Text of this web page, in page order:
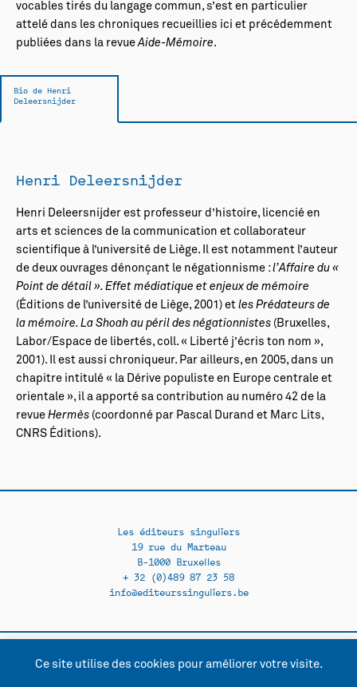
vocables tirés du langage commun, s’est en particulier
attelé dans les chroniques recueillies ici et précédemment
publiées dans la revueAide-Mémoire.
Bio de Henri
Deleersnijder
Henri Deleersnijder
Henri Deleersnijder est professeur d’histoire, licencié en
arts et sciences de la communication et collaborateur
scientifique à l’université de Liège. Il est notamment l’auteur
de deux ouvrages dénonçant le négationnisme :l’Affaire du «
Point de détail ». Effet médiatique et enjeux de mémoire
(Éditions de l’université de Liège, 2001) et les Prédateurs de
la mémoire. La Shoah au péril des négationnistes (Bruxelles,
Labor/Espace de libertés, coll. « Liberté j’écris ton nom »,
2001). Il est aussi chroniqueur. Par ailleurs, en 2005, dans un
chapitre intitulé « la Dérive populiste en Europe centrale et
orientale », il a apporté sa contribution au numéro 42 de la
revue Hermès (coordonné par Pascal Durand et Marc Lits,
CNRS Éditions).
Les éditeurs singuliers
19 rue du Marteau
B-1000 Bruxelles
+ 32 (0)489 87 23 58
info@editeurssinguliers.be
Instagram →
Ce site utilise des cookies pour améliorer votre visite.